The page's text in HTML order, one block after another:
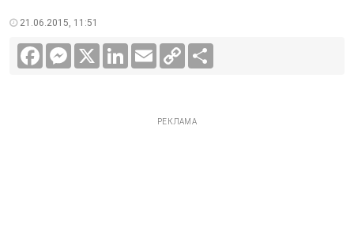
21.06.2015, 11:51
FacebookMessenger LinkedInEmail
Copy
Link
РЕКЛАМА